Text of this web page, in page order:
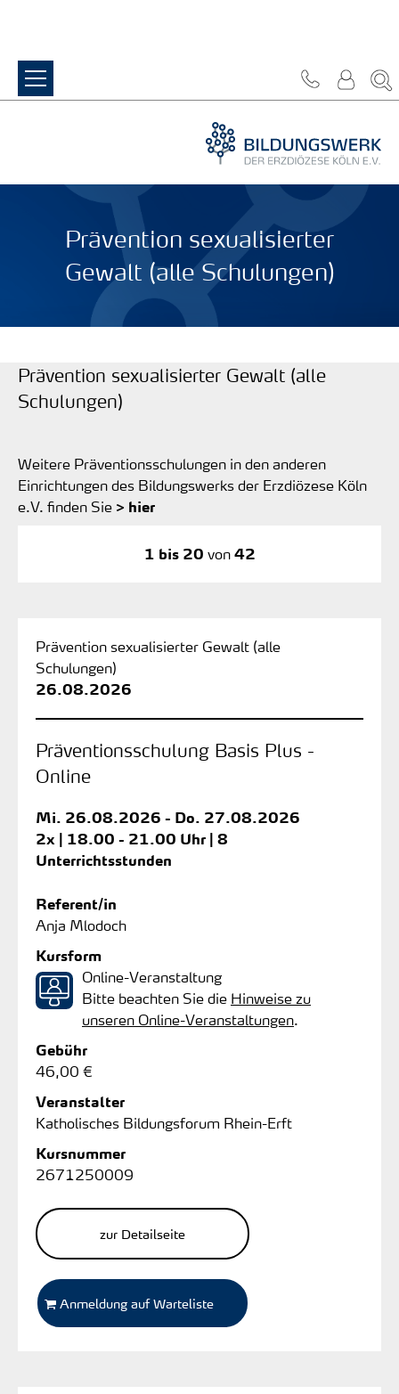
Prävention sexualisierter
Gewalt (alle Schulungen)
Prävention sexualisierter Gewalt (alle
Schulungen)
Weitere Präventionsschulungen in den anderen
Einrichtungen des Bildungswerks der Erzdiözese Köln
e.V. finden Sie > hier
1 bis 20 von42
Prävention sexualisierter Gewalt (alle
Schulungen)
26.08.2026
Präventionsschulung Basis Plus -
Online
Mi. 26.08.2026 - Do. 27.08.2026
2x | 18.00 - 21.00 Uhr | 8
Unterrichtsstunden
Referent/in
Anja Mlodoch
Kursform
Online-Veranstaltung
Bitte beachten Sie die Hinweise zu
unseren Online-Veranstaltungen.
Gebühr
46,00 €
Veranstalter
Katholisches Bildungsforum Rhein-Erft
Kursnummer
2671250009
zur Detailseite
Anmeldung auf Warteliste